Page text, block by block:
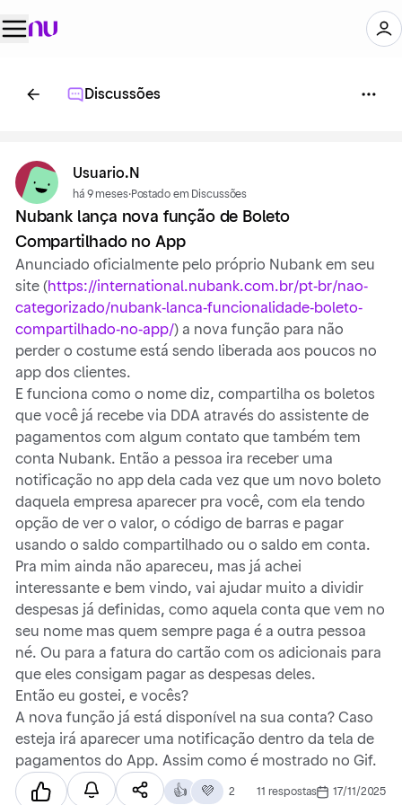
Discussões
Usuario.N
há 9 meses·Postado em Discussões
Nubank lança nova função de Boleto
Compartilhado no App
Anunciado oficialmente pelo próprio Nubank em seu
site (https://international.nubank.com.br/pt-br/nao-
categorizado/nubank-lanca-funcionalidade-boleto-
compartilhado-no-app/) a nova função para não
perder o costume está sendo liberada aos poucos no
app dos clientes.
E funciona como o nome diz, compartilha os boletos
que você já recebe via DDA através do assistente de
pagamentos com algum contato que também tem
conta Nubank. Então a pessoa ira receber uma
notificação no app dela cada vez que um novo boleto
daquela empresa aparecer pra você, com ela tendo
opção de ver o valor, o código de barras e pagar
usando o saldo compartilhado ou o saldo em conta.
Pra mim ainda não apareceu, mas já achei
interessante e bem vindo, vai ajudar muito a dividir
despesas já definidas, como aquela conta que vem no
seu nome mas quem sempre paga é a outra pessoa
né. Ou para a fatura do cartão com os adicionais para
que eles consigam pagar as despesas deles.
Então eu gostei, e vocês?
A nova função já está disponível na sua conta? Caso
esteja irá aparecer uma notificação dentro da tela de
pagamentos do App. Assim como é mostrado no Gif.
👍 💜 2 11 respostas 17/11/2025